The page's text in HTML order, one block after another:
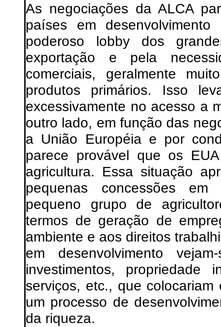
As negociações da ALCA
países em
poderoso lobby dos
exportação e pela
comerciais, geralmente
produtos primários. Isso
excessivamente no acesso a
outro lado, em função das
a União Européia e por
parece provável que os
agricultura. Essa situação
pequenas concessões
pequeno grupo de
termos de geração de
ambiente e aos direitos
em desenvolvimento
investimentos, propriedade
serviços, etc., que
um processo de
da riqueza.